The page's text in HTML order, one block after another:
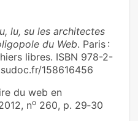
lu, su les architectes
du Web. Paris :
libres. ISBN 978-2-
158616456
du web en
no 260, p. 29‑30